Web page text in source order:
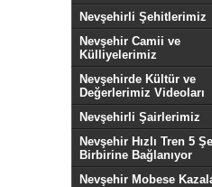
Nevşehirli Şehitlerimiz
Nevşehir Camii ve
Külliyelerimiz
Nevşehirde Kültür ve
Değerlerimiz Videoları
Nevşehirli Şairlerimiz
Nevşehir Hızlı Tren 5
Birbirine Bağlanıyor
Nevşehir Mobese